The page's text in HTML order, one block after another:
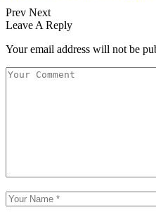
Prev Next
Leave A Reply
Your email address will not be